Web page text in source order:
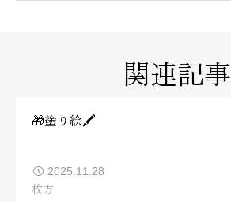
関連記事
🎁塗り絵🖍️
2025.11.28
枚方